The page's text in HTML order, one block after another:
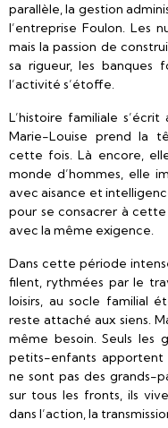
parallèle, la gestion
l’entreprise Foulon. Les
mais la passion de
sa rigueur, les banques
l’activité s’étoffe.
L’histoire familiale
Marie-Louise prend la
cette fois. Là encore,
monde d’hommes, elle
avec aisance et
pour se consacrer à
avec la même exigence.
Dans cette période
filent, rythmées par le
loisirs, au socle familial
reste attaché aux siens.
même besoin. Seuls les
petits-enfants apportent
ne sont pas des grands-
sur tous les fronts, ils
dans l’action, la